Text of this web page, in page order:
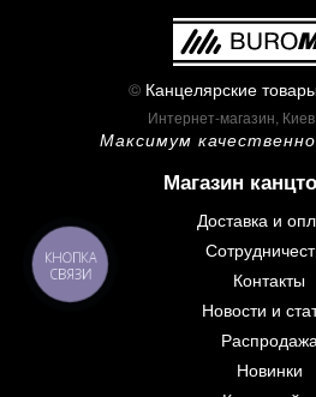
© Канцелярские
Интернет-магазин,
Максимум
Магазин
Доставка и
Контакты
Новости и
Распродажа
Новинки
КНОПКА
СВЯЗИ